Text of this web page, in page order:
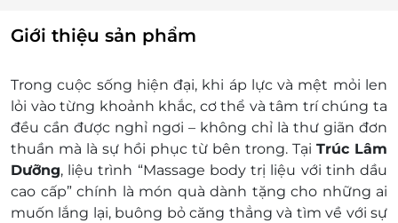
Số 25, Ngõ 59 Hoàng Cầu, Phường Đống
Hướng dẫn đổi quà
Bước 1: Chọn “Đổi ngay” trên màn hình.
Bước 2: Chọn "Xác nhận".
Bước 3: Nhập mã Pin để giao dịch đổi quà
thành công và để quà chuyển tới mục "Quà
của tôi".
Bước 4:
Giới thiệu sản phẩm
Trong cuộc sống hiện đại, khi áp lực và mệt mỏi len
lỏi vào từng khoảnh khắc, cơ thể và tâm trí chúng ta
đều cần được nghỉ ngơi – không chỉ là thư giãn đơn
thuần mà là sự hồi phục từ bên trong. Tại Trúc Lâm
Dưỡng, liệu trình “Massage body trị liệu với tinh dầu
cao cấp” chính là món quà dành tặng cho những ai
muốn lắng lại, buông bỏ căng thẳng và tìm về với sự